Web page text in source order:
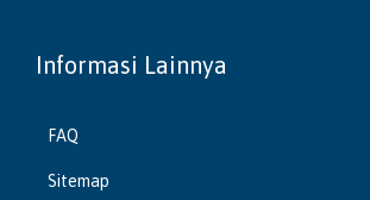
Informasi Lainnya
FAQ
Sitemap